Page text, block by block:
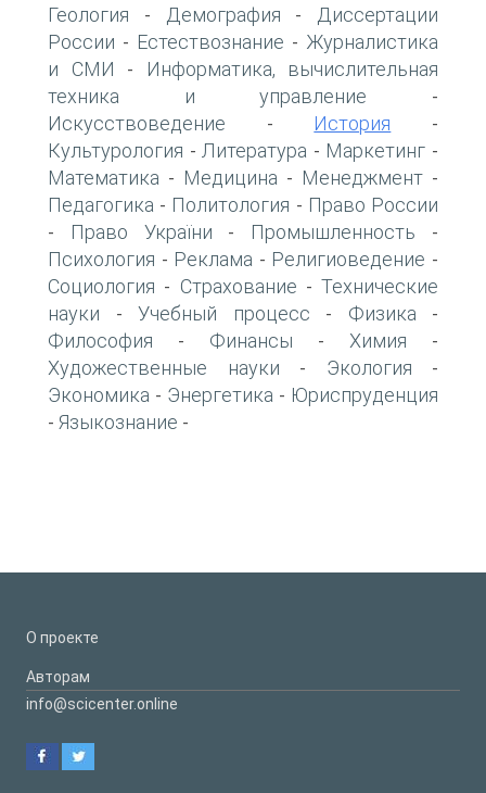
Геология - Демография -
Диссертации
России - Естествознание - Журналистика
и СМИ -
Информатика, вычислительная
техника и управление -
Искусствоведение - История -
Культурология - Литература - Маркетинг -
Математика - Медицина - Менеджмент -
Педагогика - Политология - Право России
- Право України - Промышленность -
Психология - Реклама - Религиоведение -
Социология - Страхование - Технические
науки - Учебный процесс - Физика -
Философия - Финансы - Химия -
Художественные науки - Экология -
Экономика - Энергетика - Юриспруденция
- Языкознание -
О проекте
Авторам
info@scicenter.online